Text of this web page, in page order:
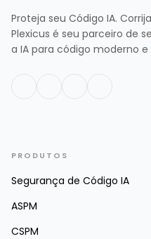
Proteja seu Código IA.
Plexicus é seu parceiro de
a IA para código moderno e
PRODUTOS
Segurança de Código IA
ASPM
CSPM